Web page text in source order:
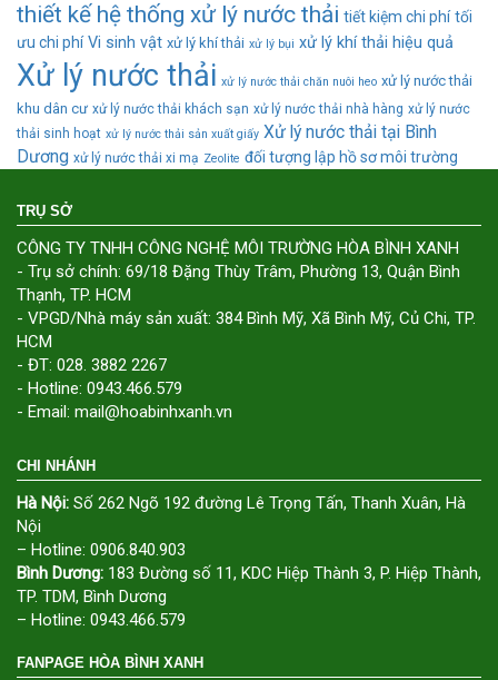
thiết kế hệ thống xử lý nước thải tiết kiệm chi phí tối
ưu chi phí Vi sinh vật xử lý khí thải xử lý bụi xử lý khí thải hiệu quả
Xử lý nước thải xử lý nước thải chăn nuôi heo xử lý nước thải
khu dân cư xử lý nước thải khách sạn xử lý nước thải nhà hàng xử lý nước
thải sinh hoạt xử lý nước thải sản xuất giấy Xử lý nước thải tại Bình
Dương xử lý nước thải xi mạ Zeolite đối tượng lập hồ sơ môi trường
TRỤ SỞ
CÔNG TY TNHH CÔNG NGHỆ MÔI TRƯỜNG HÒA BÌNH XANH
- Trụ sở chính: 69/18 Đặng Thùy Trâm, Phường 13, Quận Bình
Thạnh, TP. HCM
- VPGD/Nhà máy sản xuất: 384 Bình Mỹ, Xã Bình Mỹ, Củ Chi, TP.
HCM
- ĐT: 028. 3882 2267
- Hotline: 0943.466.579
- Email: mail@hoabinhxanh.vn
CHI NHÁNH
Hà Nội: Số 262 Ngõ 192 đường Lê Trọng Tấn, Thanh Xuân, Hà
Nội
– Hotline: 0906.840.903
Bình Dương: 183 Đường số 11, KDC Hiệp Thành 3, P. Hiệp Thành,
TP. TDM, Bình Dương
– Hotline: 0943.466.579
FANPAGE HÒA BÌNH XANH